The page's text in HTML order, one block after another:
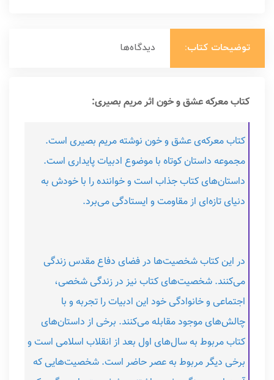
توضیحات کتاب: دیدگاه‌ها
کتاب معرکه عشق و خون اثر مریم بصیری:
کتاب معرکه‌ی عشق و خون نوشته مریم بصیری است.
مجموعه داستان کوتاه با موضوع ادبیات پایداری است.
داستان‌های کتاب جذاب است و خواننده را با خودش به
دنیای تازه‌ای از مقاومت و ایستادگی می‌برد.
در این کتاب شخصیت‌ها در فضای دفاع مقدس زندگی
می‌کنند. شخصیت‌های کتاب نیز در زندگی شخصی،
اجتماعی و خانوادگی خود این ادبیات را تجربه و با
چالش‌های موجود مقابله می‌کنند. برخی از داستان‌های
کتاب مربوط به سال‌های اول بعد از انقلاب اسلامی است و
برخی دیگر مربوط به عصر حاضر است. شخصیت‌هایی که